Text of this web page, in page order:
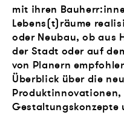
mit ihren
Lebens(t)räume
oder Neubau, ob aus
der Stadt oder auf
von Planern
Überblick über die
Produktinnovationen,
Gestaltungskonzepte